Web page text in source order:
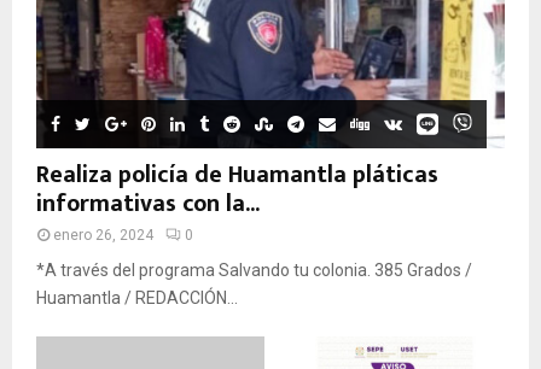
Realiza policía de Huamantla pláticas
informativas con la...
enero 26, 2024 0
*A través del programa Salvando tu colonia. 385 Grados /
Huamantla / REDACCIÓN...